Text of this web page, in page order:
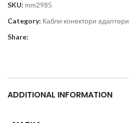
SKU: mm2985
Category: Кабли конектори адаптери
Share:
ADDITIONAL INFORMATION